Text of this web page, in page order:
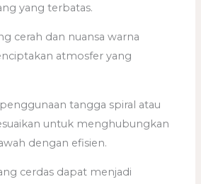
yang terbatas.
cerah dan nuansa warna
atmosfer yang
tangga spiral atau
untuk menghubungkan
dengan efisien.
cerdas dapat menjadi